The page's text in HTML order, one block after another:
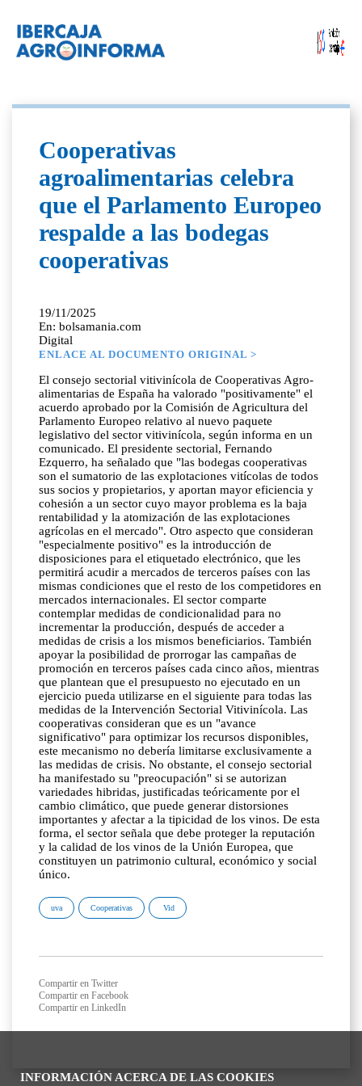
INFORMACIÓN ACERCA DE LAS COOKIES
Cooperativas
agroalimentarias celebra
que el Parlamento Europeo
respalde a las bodegas
cooperativas
19/11/2025
En: bolsamania.com
Digital
ENLACE AL DOCUMENTO ORIGINAL >
El consejo sectorial vitivinícola de Cooperativas Agro-
alimentarias de España ha valorado "positivamente" el
acuerdo aprobado por la Comisión de Agricultura del
Parlamento Europeo relativo al nuevo paquete
legislativo del sector vitivinícola, según informa en un
comunicado. El presidente sectorial, Fernando
Ezquerro, ha señalado que "las bodegas cooperativas
son el sumatorio de las explotaciones vitícolas de todos
sus socios y propietarios, y aportan mayor eficiencia y
cohesión a un sector cuyo mayor problema es la baja
rentabilidad y la atomización de las explotaciones
agrícolas en el mercado". Otro aspecto que consideran
"especialmente positivo" es la introducción de
disposiciones para el etiquetado electrónico, que les
permitirá acudir a mercados de terceros países con las
mismas condiciones que el resto de los competidores en
mercados internacionales. El sector comparte
contemplar medidas de condicionalidad para no
incrementar la producción, después de acceder a
medidas de crisis a los mismos beneficiarios. También
apoyar la posibilidad de prorrogar las campañas de
promoción en terceros países cada cinco años, mientras
que plantean que el presupuesto no ejecutado en un
ejercicio pueda utilizarse en el siguiente para todas las
medidas de la Intervención Sectorial Vitivinícola. Las
cooperativas consideran que es un "avance
significativo" para optimizar los recursos disponibles,
este mecanismo no debería limitarse exclusivamente a
las medidas de crisis. No obstante, el consejo sectorial
ha manifestado su "preocupación" si se autorizan
variedades hibridas, justificadas teóricamente por el
cambio climático, que puede generar distorsiones
importantes y afectar a la tipicidad de los vinos. De esta
forma, el sector señala que debe proteger la reputación
y la calidad de los vinos de la Unión Europea, que
constituyen un patrimonio cultural, económico y social
único.
uva Cooperativas Vid
Compartir en Twitter
Compartir en Facebook
Compartir en LinkedIn